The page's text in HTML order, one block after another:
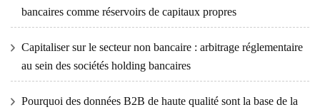
bancaires comme réservoirs de capitaux propres
Capitaliser sur le secteur non bancaire : arbitrage réglementaire
au sein des sociétés holding bancaires
Pourquoi des données B2B de haute qualité sont la base de la